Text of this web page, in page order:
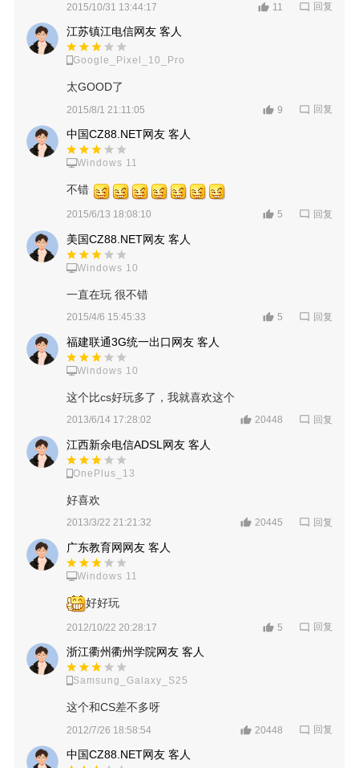
2015/10/31 13:44:17 11 回复
江苏镇江电信网友 客人
Google_Pixel_10_Pro
太GOOD了
2015/8/1 21:11:05 9 回复
中国CZ88.NET网友 客人
Windows 11
不错
2015/6/13 18:08:10 5 回复
美国CZ88.NET网友 客人
Windows 10
一直在玩 很不错
2015/4/6 15:45:33 5 回复
福建联通3G统一出口网友 客人
Windows 10
这个比cs好玩多了，我就喜欢这个
2013/6/14 17:28:02 20448 回复
江西新余电信ADSL网友 客人
OnePlus_13
好喜欢
2013/3/22 21:21:32 20445 回复
广东教育网网友 客人
Windows 11
好好玩
2012/10/22 20:28:17 5 回复
浙江衢州衢州学院网友 客人
Samsung_Galaxy_S25
这个和CS差不多呀
2012/7/26 18:58:54 20448 回复
中国CZ88.NET网友 客人